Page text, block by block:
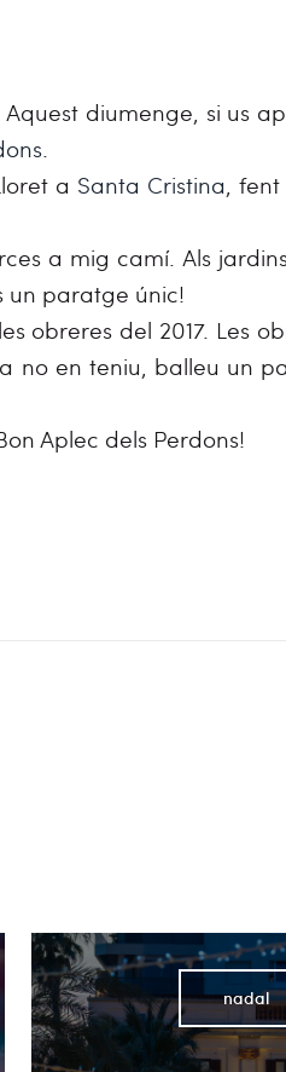
Aquest diumenge, si us
.
a Santa Cristina,
a mig camí. Als
un paratge únic!
obreres del 2017. Les
en teniu, balleu un
Aplec dels Perdons!
nadal